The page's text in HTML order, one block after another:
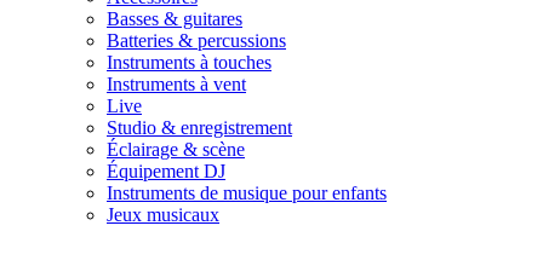
Basses & guitares
Batteries & percussions
Instruments à touches
Instruments à vent
Live
Studio & enregistrement
Éclairage & scène
Équipement DJ
Instruments de musique pour enfants
Jeux musicaux